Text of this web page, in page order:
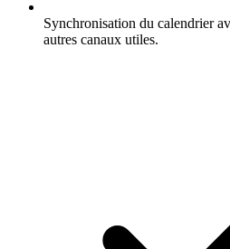
Synchronisation du calendrier
autres canaux utiles.